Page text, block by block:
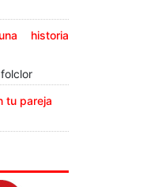
historia
tu pareja